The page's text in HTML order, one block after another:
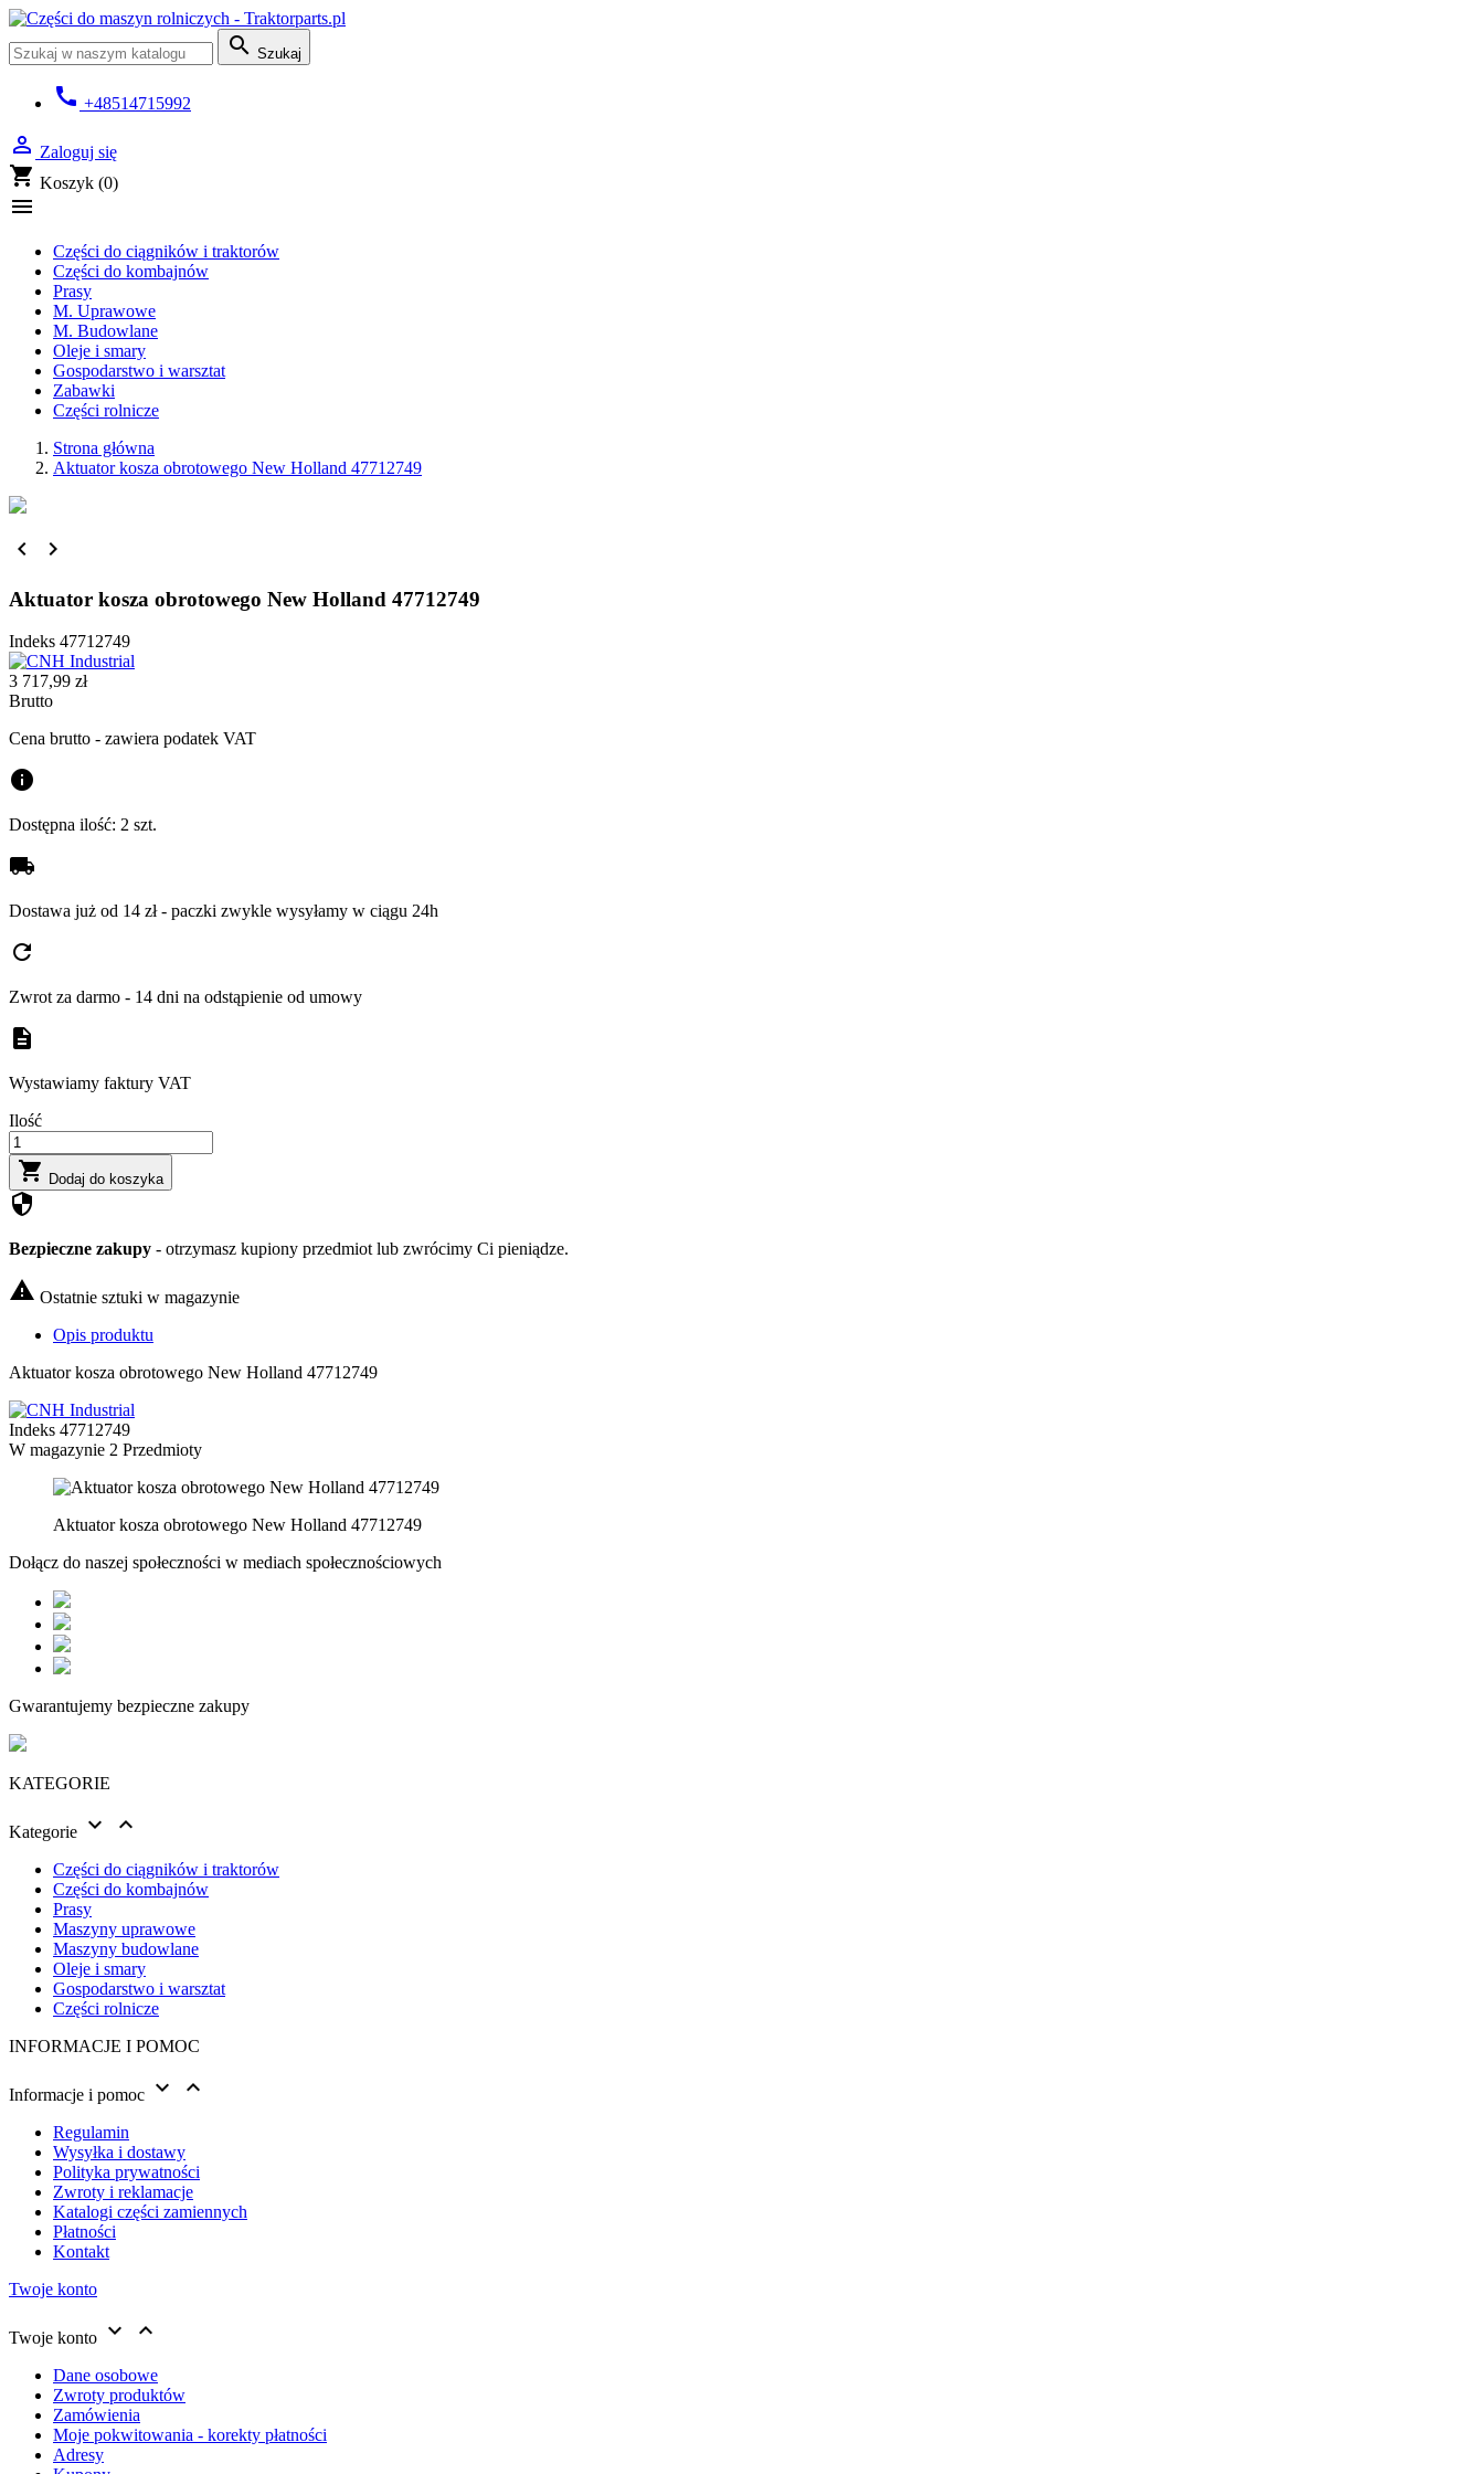
 Szukaj
call +48514715992
 Zaloguj się
shopping_cart Koszyk (0)

Części do ciągników i traktorów
Części do kombajnów
Prasy
M. Uprawowe
M. Budowlane
Oleje i smary
Gospodarstwo i warsztat
Zabawki
Części rolnicze
Strona główna
Aktuator kosza obrotowego New Holland 47712749
 
Aktuator kosza obrotowego New Holland 47712749
Indeks 47712749
3 717,99 zł
Brutto
Cena brutto - zawiera podatek VAT
info
Dostępna ilość: 2 szt.
local_shipping
Dostawa już od 14 zł - paczki zwykle wysyłamy w ciągu 24h
refresh
Zwrot za darmo - 14 dni na odstąpienie od umowy
description
Wystawiamy faktury VAT
Ilość
 Dodaj do koszyka
security
Bezpieczne zakupy - otrzymasz kupiony przedmiot lub zwrócimy Ci pieniądze.
 Ostatnie sztuki w magazynie
Opis produktu
Aktuator kosza obrotowego New Holland 47712749
Indeks 47712749
W magazynie 2 Przedmioty
Aktuator kosza obrotowego New Holland 47712749
Dołącz do naszej społeczności w mediach społecznościowych
Gwarantujemy bezpieczne zakupy
KATEGORIE
Kategorie  
Części do ciągników i traktorów
Części do kombajnów
Prasy
Maszyny uprawowe
Maszyny budowlane
Oleje i smary
Gospodarstwo i warsztat
Części rolnicze
INFORMACJE I POMOC
Informacje i pomoc  
Regulamin
Wysyłka i dostawy
Polityka prywatności
Zwroty i reklamacje
Katalogi części zamiennych
Płatności
Kontakt
Twoje konto
Twoje konto  
Dane osobowe
Zwroty produktów
Zamówienia
Moje pokwitowania - korekty płatności
Adresy